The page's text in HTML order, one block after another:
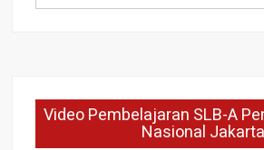
Ajaran
Video Pembelajaran SLB-A
Nasional Jakarta